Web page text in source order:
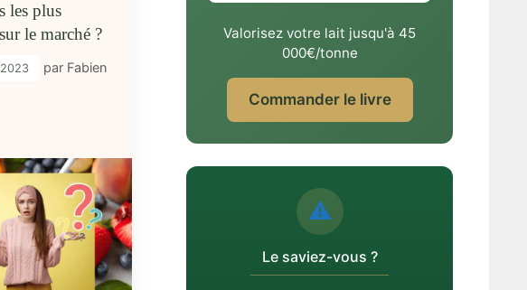
les plus
le marché ?
par Fabien
Valorisez votre lait jusqu'à 45
000€/tonne
Commander le livre
⚠️
Le saviez-vous ?